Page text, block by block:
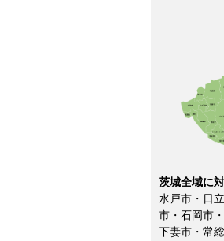
茨城全域に
水戸市・日
市・石岡市
下妻市・常